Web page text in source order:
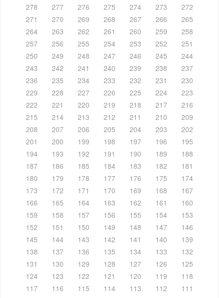
278
277 276 275 274 273
272
271
270 269 268 267 266
265
264
263 262 261 260 259
258
257
256 255 254 253 252
251
250
249 248 247 246 245
244
243
242 241 240 239 238
237
236
235 234 233 232 231
230
229
228 227 226 225 224
223
222
221 220 219 218 217
216
215
214 213 212 211 210
209
208
207 206 205 204 203
202
201
200 199 198 197 196
195
194
193 192 191 190 189
188
187
186 185 184 183 182
181
180
179 178 177 176 175
174
173
172 171 170 169 168
167
166
165 164 163 162 161
160
159
158 157 156 155 154
153
152
151 150 149 148 147
146
145
144 143 142 141 140
139
138
137 136 135 134 133
132
131
130 129 128 127 126
125
124
123 122 121 120 119
118
117
116 115 114 113 112
111